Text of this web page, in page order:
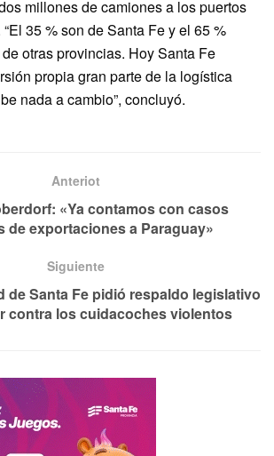
millones de camiones a los puertos
35 % son de Santa Fe y el 65 %
otras provincias. Hoy Santa Fe
propia gran parte de la logística
nada a cambio”, concluyó.
Anteriot
«Ya contamos con casos
de exportaciones a Paraguay»
Siguiente
de Santa Fe pidió respaldo legislativo
contra los cuidacoches violentos